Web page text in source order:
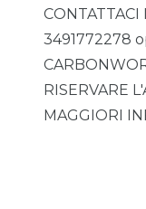
CONTATTACI
3491772278
RISERVARE
MAGGIORI